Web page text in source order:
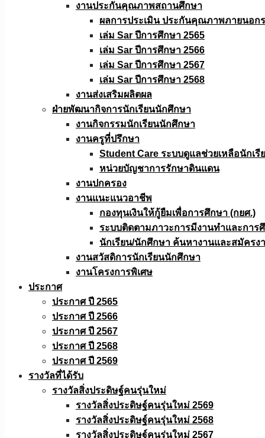
งานประกันคุณภาพสถานศึกษา
ผลการประเมิน ประกันคุณภาพภายนอก
เล่ม Sar ปีการศึกษา 2565
เล่ม Sar ปีการศึกษา 2566
เล่ม Sar ปีการศึกษา 2567
เล่ม Sar ปีการศึกษา 2568
งานส่งเสริมผลิตผล
ฝ่ายพัฒนากิจการนักเรียนนักศึกษา
งานกิจกรรมนักเรียนนักศึกษา
งานครูที่ปรึกษา
Student Care ระบบดูแลช่วยเหลือนักเรี
หน่วยบัญชาการรักษาดินแดน
งานปกครอง
งานแนะแนวอาชีพ
กองทุนเงินให้กู้ยืมเพื่อการศึกษา (กยศ.)
ระบบติดตามภาวะการมีงานทำและการ
นักเรียน/นักศึกษา ค้นหางานและสมัครง
งานสวัสดิการนักเรียนนักศึกษา
งานโครงการพิเศษ
ประกาศ
ประกาศ ปี 2565
ประกาศ ปี 2566
ประกาศ ปี 2567
ประกาศ ปี 2568
ประกาศ ปี 2569
รางวัลที่ได้รับ
รางวัลสิ่งประดิษฐ์คนรุ่นใหม่
รางวัลสิ่งประดิษฐ์คนรุ่นใหม่ 2569
รางวัลสิ่งประดิษฐ์คนรุ่นใหม่ 2568
รางวัลสิ่งประดิษฐ์คนรุ่นใหม่ 2567